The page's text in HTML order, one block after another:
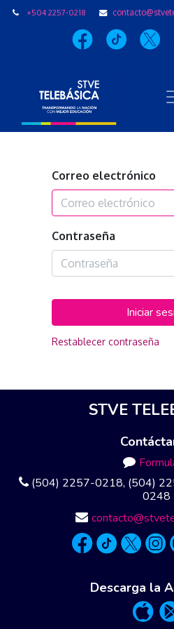
+504 2257-0218
Correo electrónico
Contraseña
Iniciar
Restablecer contraseña
STVE
(504) 2257-0218, (504)
0248
Descarga la